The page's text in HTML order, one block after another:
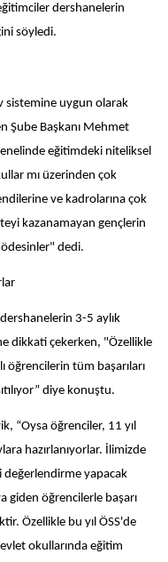
dershanelerin
söyledi.
sistemine uygun olarak
Şube Başkanı Mehmet
eğitimdeki niteliksel
mı üzerinden çok
ve kadrolarına çok
kazanamayan gençlerin
ödesinler" dedi.
3-5 aylık
dikkati çekerken, "Özellikle
öğrencilerin tüm başarıları
diye konuştu.
“Oysa öğrenciler, 11 yıl
hazırlanıyorlar. İlimizde
değerlendirme yapacak
giden öğrencilerle başarı
Özellikle bu yıl ÖSS'de
okullarında eğitim